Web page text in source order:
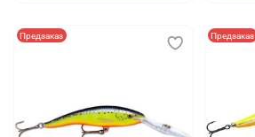
Предзаказ Предзаказ